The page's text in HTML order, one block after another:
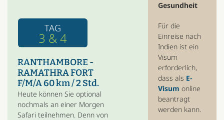
TAG
3 & 4
RANTHAMBORE -
RAMATHRA FORT
F/M/A 60 km / 2 Std.
Heute können Sie optional
nochmals an einer Morgen
Safari teilnehmen. Denn von
Gesundheit
Für die
Einreise nach
Indien ist ein
Visum
erforderlich,
dass als E-
Visum online
beantragt
werden kann.